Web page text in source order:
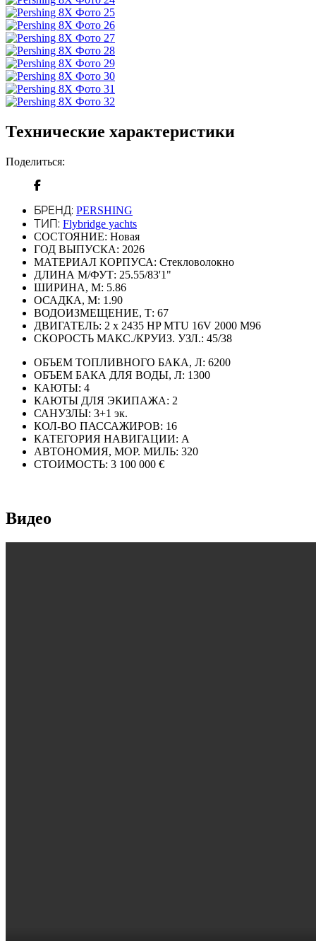
Технические характеристики
Поделиться:
БРЕНД: PERSHING
ТИП: Flybridge yachts
СОСТОЯНИЕ: Новая
ГОД ВЫПУСКА: 2026
МАТЕРИАЛ КОРПУСА: Стекловолокно
ДЛИНА М/ФУТ: 25.55/83'1"
ШИРИНА, М: 5.86
ОСАДКА, М: 1.90
ВОДОИЗМЕЩЕНИЕ, Т: 67
ДВИГАТЕЛЬ: 2 x 2435 HP MTU 16V 2000 M96
СКОРОСТЬ МАКС./КРУИЗ. УЗЛ.: 45/38
ОБЪЕМ ТОПЛИВНОГО БАКА, Л: 6200
ОБЪЕМ БАКА ДЛЯ ВОДЫ, Л: 1300
КАЮТЫ: 4
КАЮТЫ ДЛЯ ЭКИПАЖА: 2
САНУЗЛЫ: 3+1 эк.
КОЛ-ВО ПАССАЖИРОВ: 16
КАТЕГОРИЯ НАВИГАЦИИ: A
АВТОНОМИЯ, МОР. МИЛЬ: 320
СТОИМОСТЬ: 3 100 000 €
Видео